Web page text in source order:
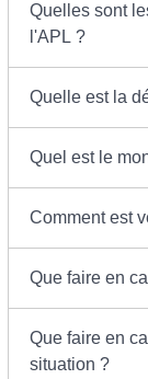
Quelles sont
l'APL ?
Quelle est la
Quel est le
Comment est
Que faire en
Que faire en
situation ?